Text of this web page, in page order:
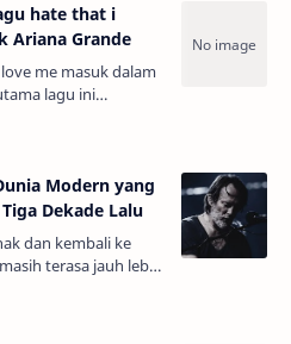
hate that i
Ariana Grande
me masuk dalam
lagu ini
ketika
terlalu dalam,
Modern yang
Dekade Lalu
dan kembali ke
terasa jauh lebih
berupa kotak besar
Suar…